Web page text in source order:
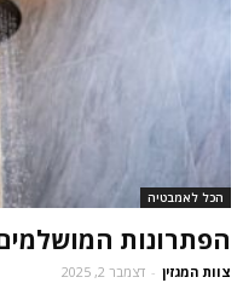
הכל לאמבטיה
הפתרונות
צוות המגזין - דצמבר 2, 2025